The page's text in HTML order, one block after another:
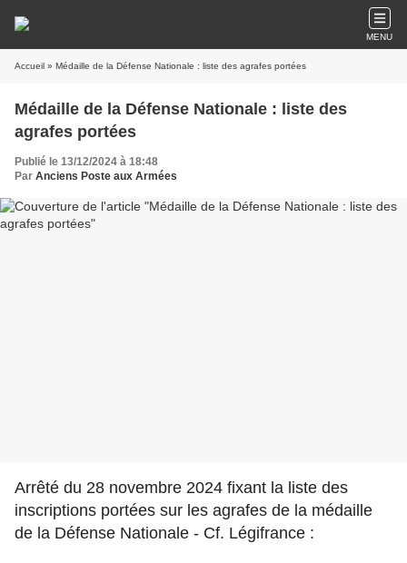
MENU
Accueil » Médaille de la Défense Nationale : liste des agrafes portées
Médaille de la Défense Nationale : liste des
agrafes portées
Publié le 13/12/2024 à 18:48
Par Anciens Poste aux Armées
Arrêté du 28 novembre 2024 fixant la liste des
inscriptions portées sur les agrafes de la médaille
de la Défense Nationale - Cf. Légifrance :